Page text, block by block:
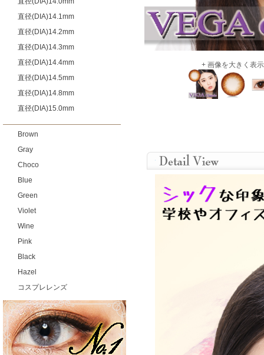
直径(DIA)14.1mm
直径(DIA)14.2mm
直径(DIA)14.3mm
直径(DIA)14.4mm
直径(DIA)14.5mm
直径(DIA)14.8mm
直径(DIA)15.0mm
Brown
Gray
Choco
Blue
Green
Violet
Wine
Pink
Black
Hazel
コスプレレンズ
+ 画像を大きく表示